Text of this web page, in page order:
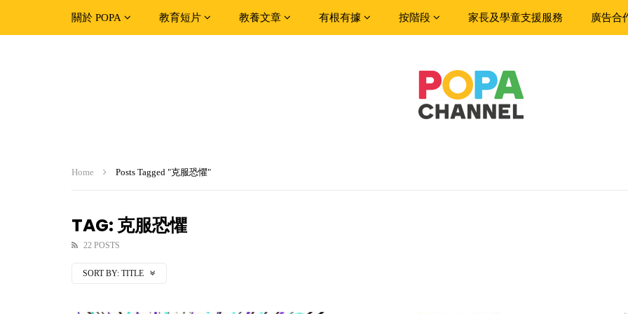
關於 POPA 教育短片 教養文章 有根有據 按階段 家長及學童支援服務 廣告合
Home Posts Tagged "克服恐懼"
TAG: 克服恐懼
22 POSTS
SORT BY: TITLE